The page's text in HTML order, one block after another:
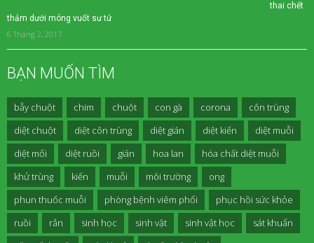
thai chết
thảm dưới móng vuốt sư tử
6 Tháng 2, 2017
BẠN MUỐN TÌM
bẫy chuột chim chuột con gà corona
côn trùng
diệt chuột
diệt côn trùng diệt gián diệt kiến
diệt muỗi
diệt mối
diệt ruồi gián hoa lan
hóa chất diệt muỗi
khử trùng
kiến muỗi môi trường
ong
phun thuốc muỗi
phòng bệnh viêm phổi
phục hồi sức khỏe
ruồi
rắn sinh học sinh vật sinh vật học
sát khuẩn